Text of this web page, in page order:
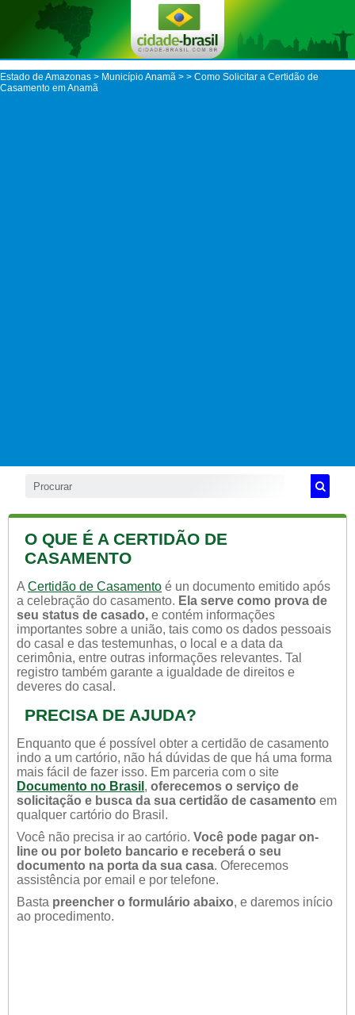
Estado de Amazonas > Município Anamã > > Como Solicitar a Certidão de
Casamento em Anamã
O QUE É A CERTIDÃO DE
CASAMENTO
A Certidão de Casamento é un documento emitido após
a celebração do casamento. Ela serve como prova de
seu status de casado, e contém informações
importantes sobre a união, tais como os dados pessoais
do casal e das testemunhas, o local e a data da
cerimônia, entre outras informações relevantes. Tal
registro também garante a igualdade de direitos e
deveres do casal.
PRECISA DE AJUDA?
Enquanto que é possível obter a certidão de casamento
indo a um cartório, não há dúvidas de que há uma forma
mais fácil de fazer isso. Em parceria com o site
Documento no Brasil , oferecemos o serviço de
solicitação e busca da sua certidão de casamento em
qualquer cartório do Brasil.
Você não precisa ir ao cartório. Você pode pagar on-
line ou por boleto bancario e receberá o seu
documento na porta da sua casa. Oferecemos
assistência por email e por telefone.
Basta preencher o formulário abaixo, e daremos início
ao procedimento.